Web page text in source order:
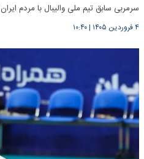
سرمربی سابق تیم ملی والیبال با مردم
۴ فروردین ۱۴۰۵ |۱۰:۴۰